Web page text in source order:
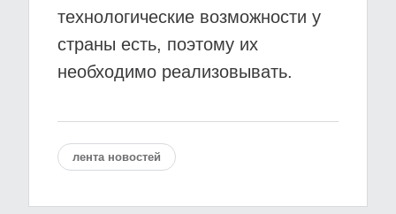
технологические возможности у
страны есть, поэтому их
необходимо реализовывать.
лента новостей